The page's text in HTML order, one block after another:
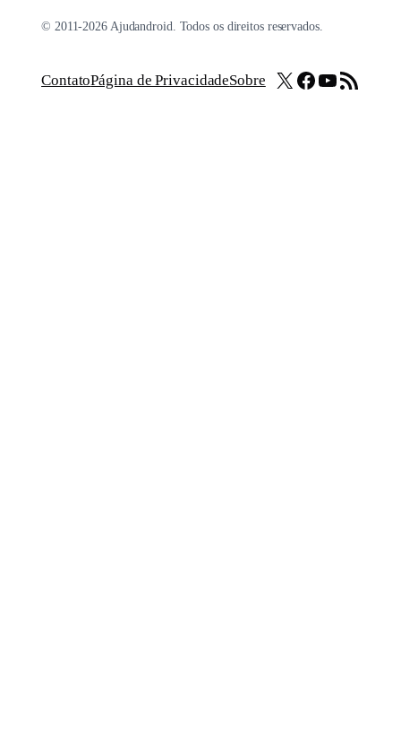
© 2011-2026 Ajudandroid. Todos os direitos reservados.
ContatoPágina de PrivacidadeSobre X Facebook
Youtube
Feed RSS